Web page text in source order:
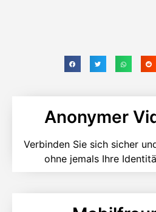
Anonymer
Verbinden Sie sich sicher
ohne jemals Ihre